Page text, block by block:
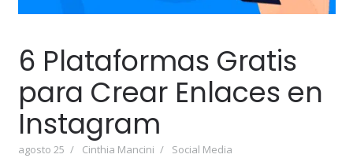
6 Plataformas Gratis
para Crear Enlaces en
Instagram
agosto 25 Cinthia Mancini Social Media